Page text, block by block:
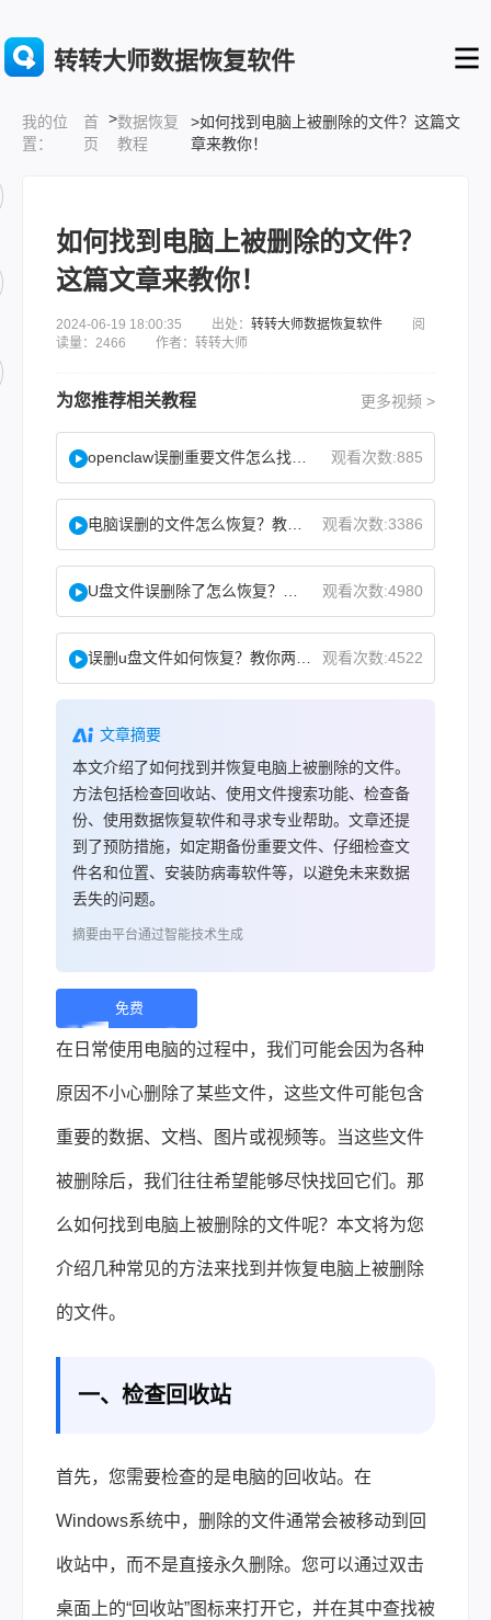
转转大师数据恢复软件
我的位
置：
首
页
>数据恢复
教程
>如何找到电脑上被删除的文件？这篇文
章来教你！
如何找到电脑上被删除的文件？
这篇文章来教你！
2024-06-19 18:00:35 出处： 转转大师数据恢复软件 阅
读量：2466 作者：转转大师
为您推荐相关教程 更多视频 >
观看次数:885
观看次数:3386
观看次数:4980
观看次数:4522
文章摘要
本文介绍了如何找到并恢复电脑上被删除的文件。
方法包括检查回收站、使用文件搜索功能、检查备
份、使用数据恢复软件和寻求专业帮助。文章还提
到了预防措施，如定期备份重要文件、仔细检查文
件名和位置、安装防病毒软件等，以避免未来数据
丢失的问题。
摘要由平台通过智能技术生成
免费
下
载 |
在日常使用电脑的过程中，我们可能会因为各种
原因不小心删除了某些文件，这些文件可能包含
重要的数据、文档、图片或视频等。当这些文件
被删除后，我们往往希望能够尽快找回它们。那
么如何找到电脑上被删除的文件呢？本文将为您
介绍几种常见的方法来找到并恢复电脑上被删除
的文件。
一、检查回收站
首先，您需要检查的是电脑的回收站。在
Windows系统中，删除的文件通常会被移动到回
收站中，而不是直接永久删除。您可以通过双击
桌面上的“回收站”图标来打开它，并在其中查找被